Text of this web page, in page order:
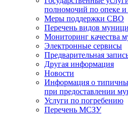
полномочий по опеке и
Меры поддержки СВО
Перечень видов
Мониторинг качества
Электронные сервисы
Предварительная
Другая информация
Новости
Информация о
при предоставлении
Услуги по погребению
Перечень МСЗУ